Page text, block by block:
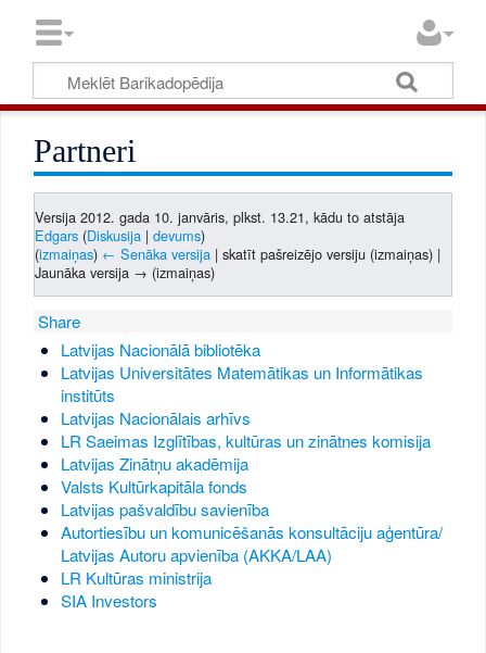
Partneri
Versija 2012. gada 10. janvāris, plkst. 13.21, kādu to atstāja
Edgars (Diskusija |devums)
(izmaiņas) ← Senāka versija | skatīt pašreizējo versiju (izmaiņas) |
Jaunāka versija → (izmaiņas)
Share
Latvijas Nacionālā bibliotēka
Latvijas Universitātes Matemātikas un Informātikas
institūts
Latvijas Nacionālais arhīvs
LR Saeimas Izglītības, kultūras un zinātnes komisija
Latvijas Zinātņu akadēmija
Valsts Kultūrkapitāla fonds
Latvijas pašvaldību savienība
Autortiesību un komunicēšanās konsultāciju aģentūra/
Latvijas Autoru apvienība (AKKA/LAA)
LR Kultūras ministrija
SIA Investors